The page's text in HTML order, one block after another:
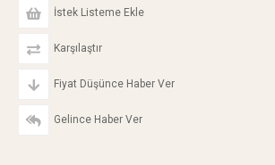
İstek Listeme Ekle
Karşılaştır
Fiyat Düşünce Haber Ver
Gelince Haber Ver